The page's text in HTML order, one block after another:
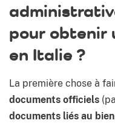
pour obtenir
en Italie ?
La première chose à
documents officiels
documents liés au